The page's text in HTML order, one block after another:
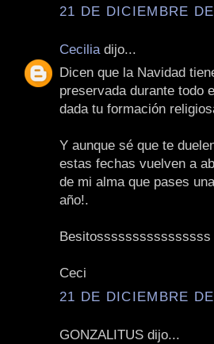
21 DE DICIEMBRE
Cecilia dijo...
Dicen que la Navidad
preservada durante todo
dada tu formación
Y aunque sé que te
estas fechas vuelven a
de mi alma que pases
año!.
Besitossssssssssssssss
Ceci
21 DE DICIEMBRE
GONZALITUS dijo...